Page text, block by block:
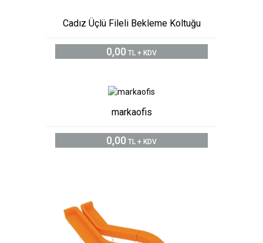
Cadız Üçlü Fileli Bekleme Koltuğu
0,00 TL + KDV
markaofis
0,00 TL + KDV